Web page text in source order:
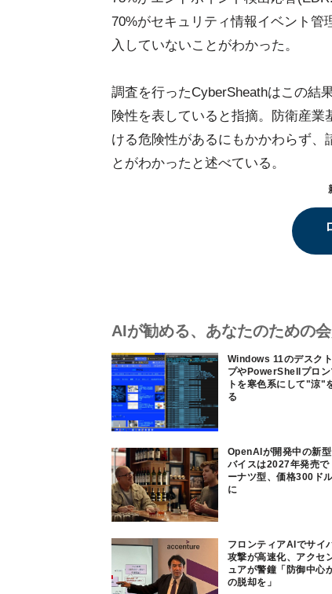
70%がセキュリティ情報イベント管
入していないことがわかった。
調査を行ったCyberSheathはこの結
険性を表していると指摘。防衛産業
ける危険性があるにもかかわらず
とがわかったと述べている。
AIが勧める、あなたのための
Windows 11のデスク
プやPowerShellプロン
トを寒色系にして"涼"
る
OpenAIが開発中の新
バイスは2027年発売で
ーナツ型、価格300ド
に
フロンティアAIでサイ
攻撃が高速化、アクセ
ュアが警鐘「防御中心
の脱却を」